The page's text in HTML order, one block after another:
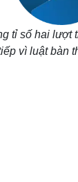
tỉ số hai lượt
vì luật bàn